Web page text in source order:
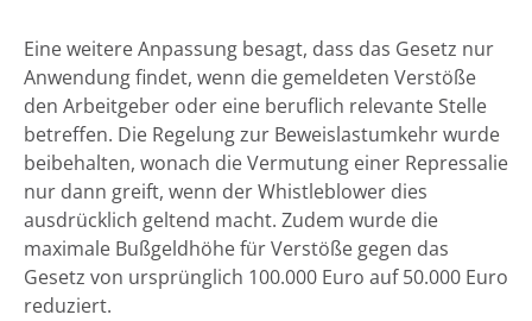
Eine weitere Anpassung besagt, dass das Gesetz nur
Anwendung findet, wenn die gemeldeten Verstöße
den Arbeitgeber oder eine beruflich relevante Stelle
betreffen. Die Regelung zur Beweislastumkehr wurde
beibehalten, wonach die Vermutung einer Repressalie
nur dann greift, wenn der Whistleblower dies
ausdrücklich geltend macht. Zudem wurde die
maximale Bußgeldhöhe für Verstöße gegen das
Gesetz von ursprünglich 100.000 Euro auf 50.000 Euro
reduziert.